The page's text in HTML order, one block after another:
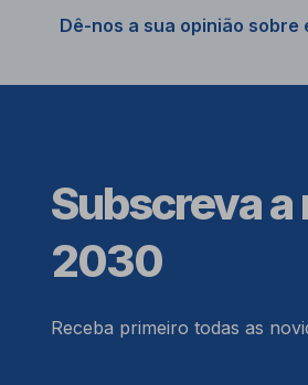
Dê-nos a sua opinião sobre
Subscreva
2030
Receba primeiro todas as